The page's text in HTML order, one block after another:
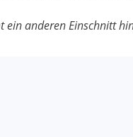
ein anderen Einschnitt